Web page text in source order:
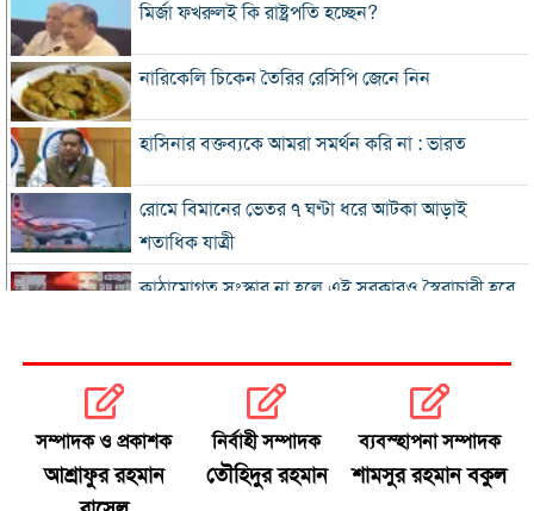
মির্জা ফখরুলই কি রাষ্ট্রপতি হচ্ছেন?
নারিকেলি চিকেন তৈরির রেসিপি জেনে নিন
হাসিনার বক্তব্যকে আমরা সমর্থন করি না : ভারত
রোমে বিমানের ভেতর ৭ ঘণ্টা ধরে আটকা আড়াই
শতাধিক যাত্রী
কাঠামোগত সংস্কার না হলে এই সরকারও স্বৈরাচারী হবে
‘কিসের হাসিনা, তার চেহারা কী দেখা গেছে?
বগুড়ায় ৭ শ্রমিকের মৃত্যু : স্বজনদের আহাজারিতে ভারী
হয়ে উঠেছে হাসপাতাল
সম্পাদক ও প্রকাশক
আশ্রাফুর রহমান
নির্বাহী সম্পাদক
তৌহিদুর রহমান
ব্যবস্হাপনা সম্পাদক
শামসুর রহমান বকুল